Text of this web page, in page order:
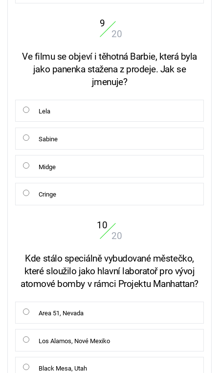
9
20
Ve filmu se objeví i těhotná Barbie, která byla
jako panenka stažena z prodeje. Jak se
jmenuje?
Lela
Sabine
Midge
Cringe
10
20
Kde stálo speciálně vybudované městečko,
které sloužilo jako hlavní laboratoř pro vývoj
atomové bomby v rámci Projektu Manhattan?
Area 51, Nevada
Los Alamos, Nové Mexiko
Black Mesa, Utah